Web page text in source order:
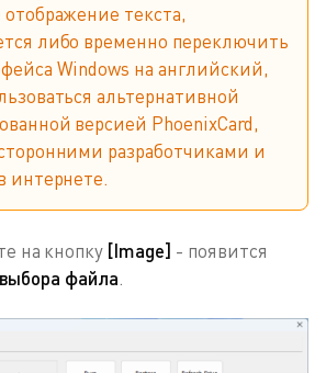
отображение текста,
либо временно переключить
Windows на английский,
альтернативной
версией PhoenixCard,
разработчиками и
интернете.
на кнопку [Image] - появится
файла.